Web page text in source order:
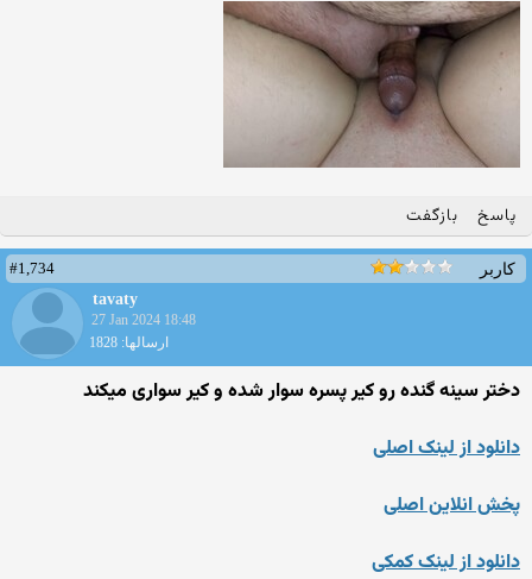
پاسخ بازگفت
کاربر
#1,734
tavaty
27 Jan 2024 18:48
ارسالها: 1828
دختر سینه گنده رو کیر پسره سوار شده و کیر سواری میکند
دانلود از لینک اصلی
پخش انلاین اصلی
دانلود از لینک کمکی